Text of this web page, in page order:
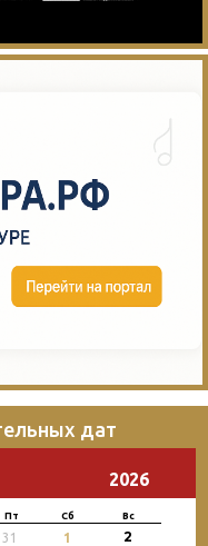
дат
2026
Пт Сб Вс
31 1 2